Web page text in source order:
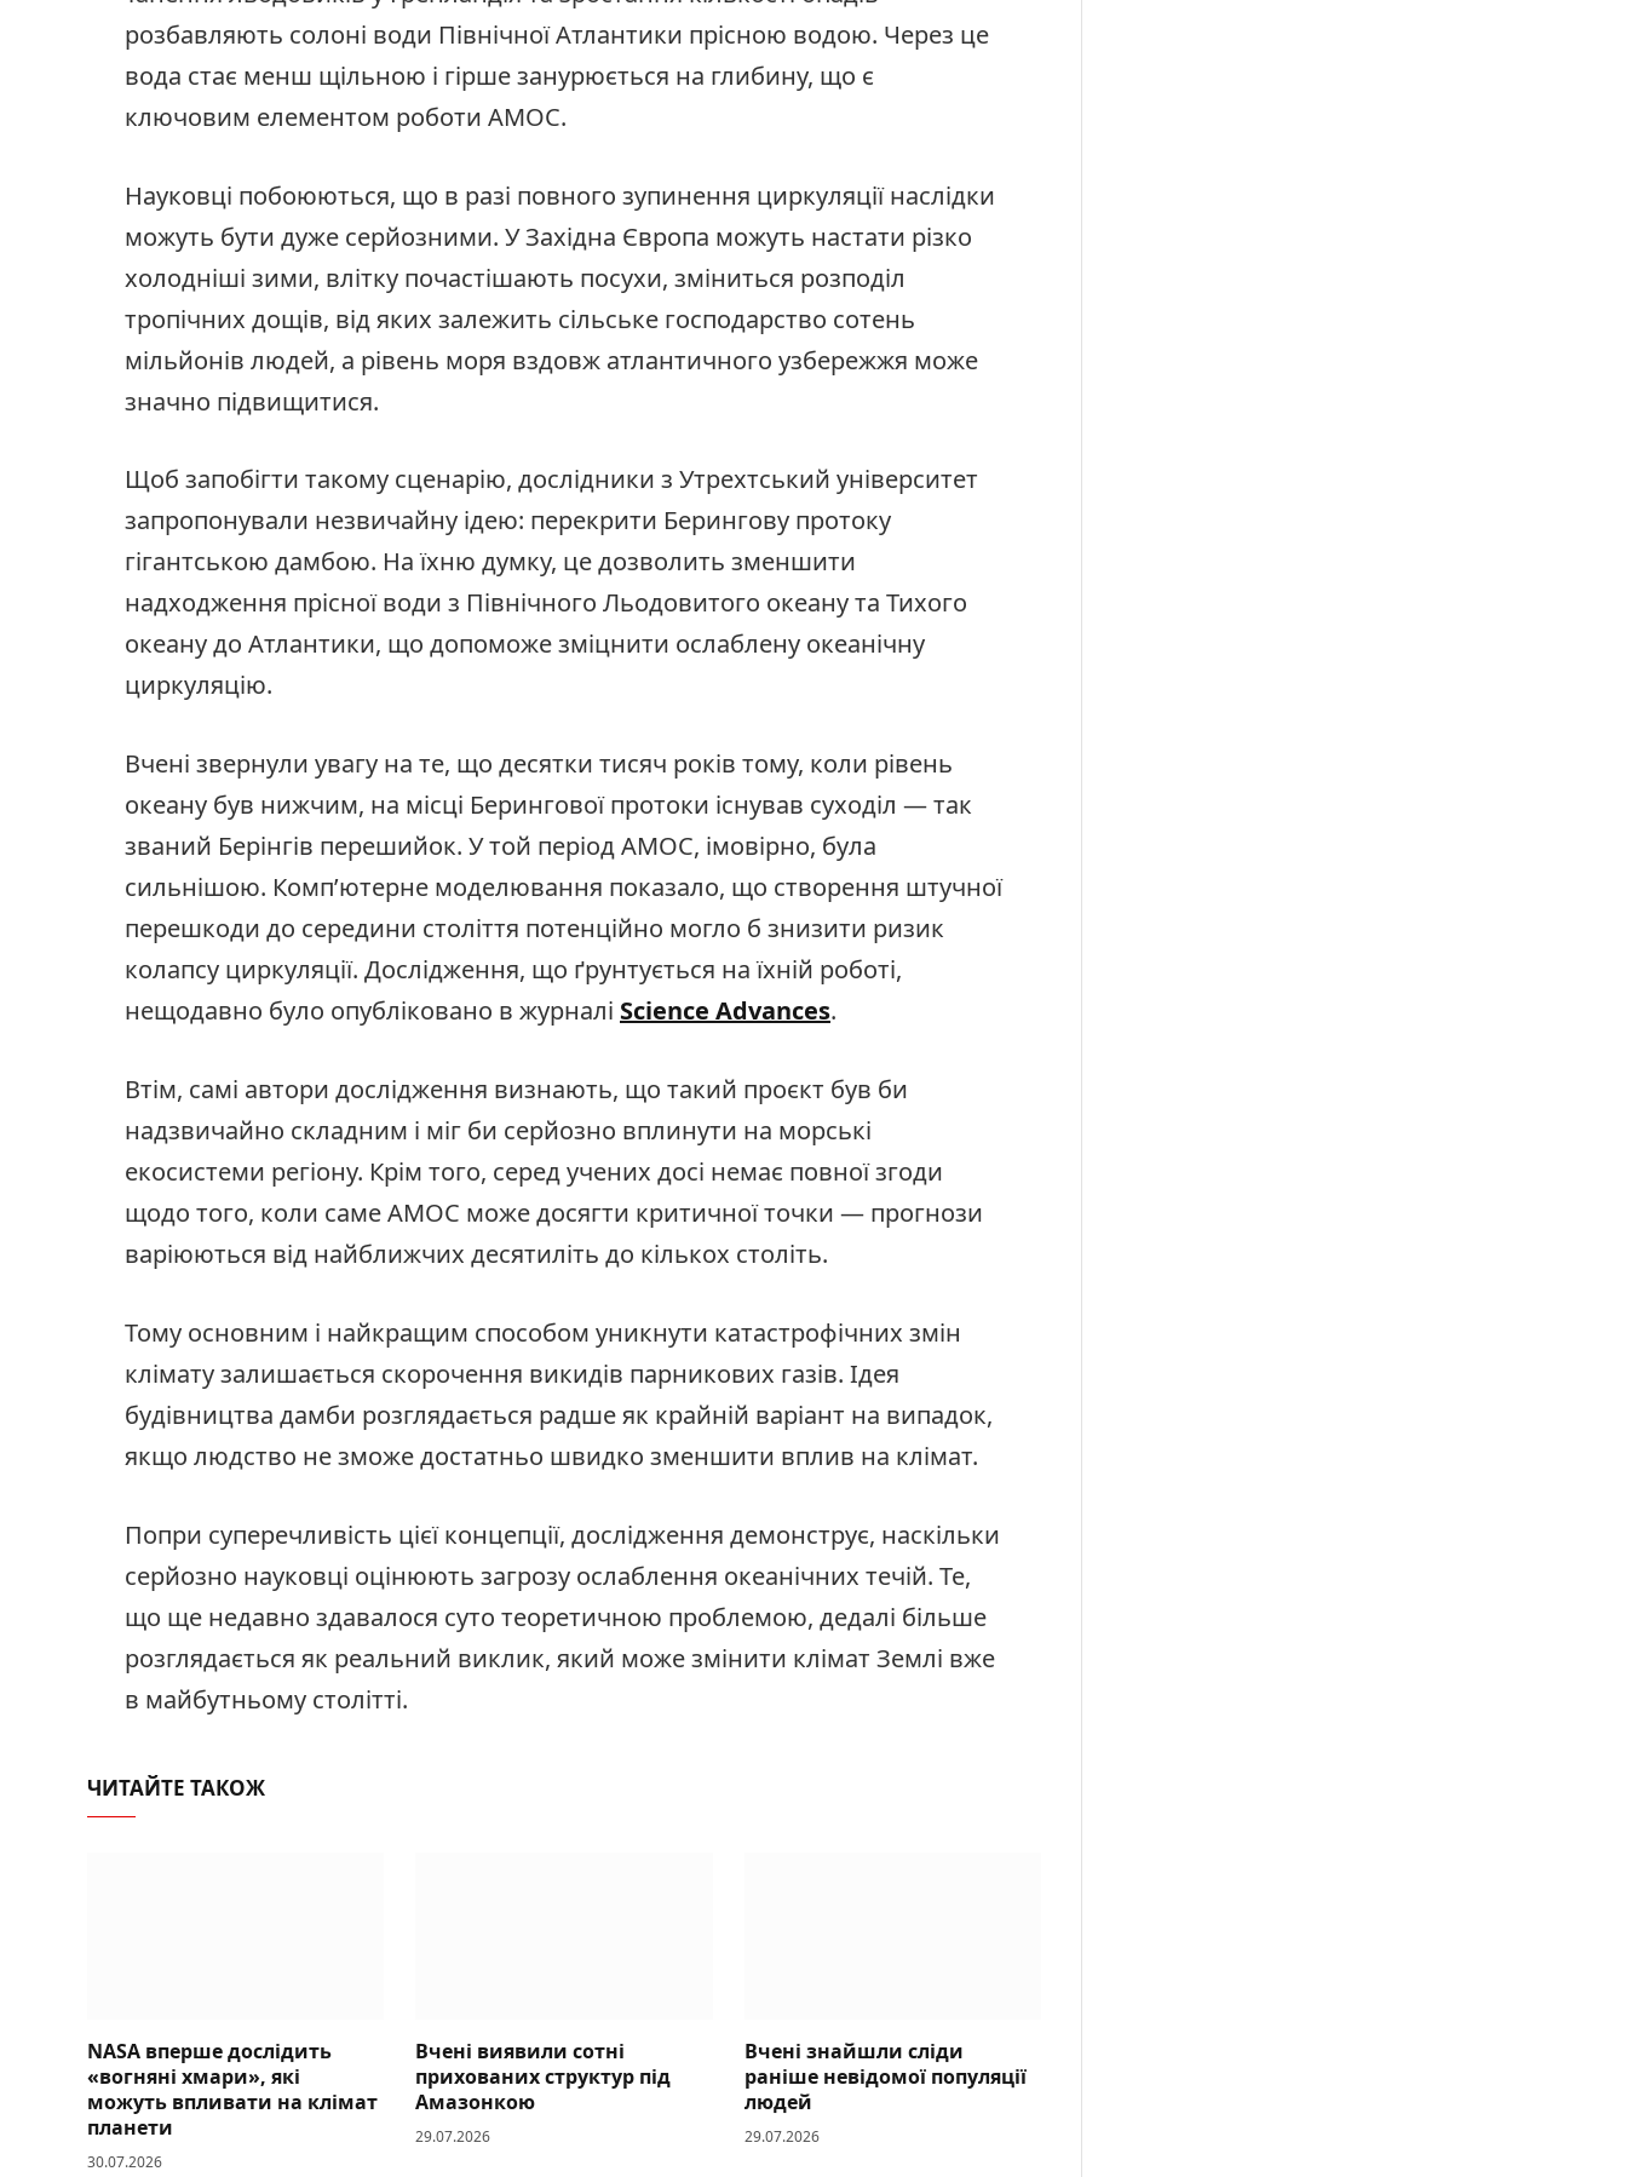
розбавляють солоні води Північної Атлантики прісною водою. Через це
вода стає менш щільною і гірше занурюється на глибину, що є
ключовим елементом роботи AMOC.
Науковці побоюються, що в разі повного зупинення циркуляції наслідки
можуть бути дуже серйозними. У Західна Європа можуть настати різко
холодніші зими, влітку почастішають посухи, зміниться розподіл
тропічних дощів, від яких залежить сільське господарство сотень
мільйонів людей, а рівень моря вздовж атлантичного узбережжя може
значно підвищитися.
Щоб запобігти такому сценарію, дослідники з Утрехтський університет
запропонували незвичайну ідею: перекрити Берингову протоку
гігантською дамбою. На їхню думку, це дозволить зменшити
надходження прісної води з Північного Льодовитого океану та Тихого
океану до Атлантики, що допоможе зміцнити ослаблену океанічну
циркуляцію.
Вчені звернули увагу на те, що десятки тисяч років тому, коли рівень
океану був нижчим, на місці Берингової протоки існував суходіл — так
званий Берінгів перешийок. У той період AMOC, імовірно, була
сильнішою. Комп’ютерне моделювання показало, що створення штучної
перешкоди до середини століття потенційно могло б знизити ризик
колапсу циркуляції. Дослідження, що ґрунтується на їхній роботі,
нещодавно було опубліковано в журналі Science Advances.
Втім, самі автори дослідження визнають, що такий проєкт був би
надзвичайно складним і міг би серйозно вплинути на морські
екосистеми регіону. Крім того, серед учених досі немає повної згоди
щодо того, коли саме AMOC може досягти критичної точки — прогнози
варіюються від найближчих десятиліть до кількох століть.
Тому основним і найкращим способом уникнути катастрофічних змін
клімату залишається скорочення викидів парникових газів. Ідея
будівництва дамби розглядається радше як крайній варіант на випадок,
якщо людство не зможе достатньо швидко зменшити вплив на клімат.
Попри суперечливість цієї концепції, дослідження демонструє, наскільки
серйозно науковці оцінюють загрозу ослаблення океанічних течій. Те,
що ще недавно здавалося суто теоретичною проблемою, дедалі більше
розглядається як реальний виклик, який може змінити клімат Землі вже
в майбутньому столітті.
ЧИТАЙТЕ ТАКОЖ
NASA вперше дослідить
«вогняні хмари», які
можуть впливати на клімат
планети
30.07.2026
Вчені виявили сотні
прихованих структур під
Амазонкою
29.07.2026
Вчені знайшли сліди
раніше невідомої популяції
людей
29.07.2026